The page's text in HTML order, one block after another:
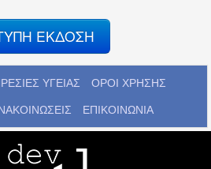
ΕΚΔΟΣΗ
ΥΓΕΙΑΣ ΟΡΟΙ ΧΡΗΣΗΣ
ΕΠΙΚΟΙΝΩΝΙΑ